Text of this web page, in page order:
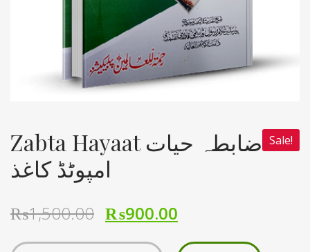
Sale!
Zabta Hayaat ضابطہ حیات
امپوٹڈ کاغذ
₨1,500.00 ₨900.00